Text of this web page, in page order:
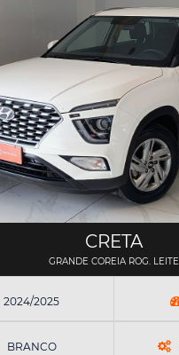
CRETA
GRANDE COREIA ROG. LEITE
2024/2025
BRANCO